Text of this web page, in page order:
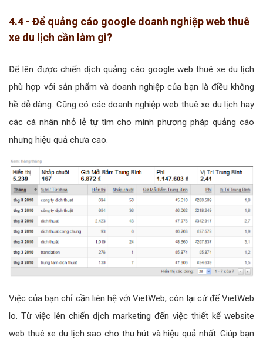
4.4 - Để quảng cáo google doanh nghiệp web thuê
xe du lịch cần làm gì?
Để lên được chiến dịch quảng cáo google web thuê xe du lịch
phù hợp với sản phẩm và doanh nghiệp của bạn là điều không
hề dễ dàng. Cũng có các doanh nghiệp web thuê xe du lịch hay
các cá nhân nhỏ lẻ tự tìm cho mình phương pháp quảng cáo
nhưng hiệu quả chưa cao.
Việc của bạn chỉ cần liên hệ với VietWeb, còn lại cứ để VietWeb
lo. Từ việc lên chiến dịch marketing đến việc thiết kế website
web thuê xe du lịch sao cho thu hút và hiệu quả nhất. Giúp bạn